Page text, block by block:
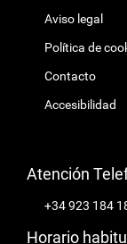
Aviso legal
Política de
Contacto
Accesibilidad
Atención
+34 923 184
Horario